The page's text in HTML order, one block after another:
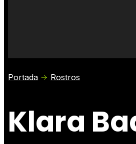
Portada Rostros
Klara